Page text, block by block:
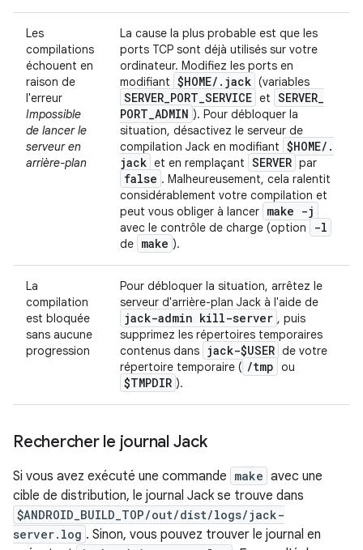
Les
compilations
échouent en
raison de
l'erreur
Impossible
de lancer le
serveur en
arrière-plan
La cause la plus probable est que les
ports TCP sont déjà utilisés sur votre
ordinateur. Modifiez les ports en
modifiant $HOME/ . jack (variables
SERVER_PORT_SERVICE et SERVER_
PORT_ADMIN ). Pour débloquer la
situation, désactivez le serveur de
compilation Jack en modifiant $HOME/ .
jack et en remplaçant SERVER par
false . Malheureusement, cela ralentit
considérablement votre compilation et
peut vous obliger à lancer make -j
avec le contrôle de charge (option -l
de make ).
La
compilation
est bloquée
sans aucune
progression
Pour débloquer la situation, arrêtez le
serveur d'arrière-plan Jack à l'aide de
jack-admin kill-server , puis
supprimez les répertoires temporaires
contenus dans jack-$USER de votre
répertoire temporaire ( /tmp ou
$TMPDIR ).
Rechercher le journal Jack
Si vous avez exécuté une commande make avec une
cible de distribution, le journal Jack se trouve dans
$ANDROID_BUILD_TOP/out/dist/logs/jack-
server.log . Sinon, vous pouvez trouver le journal en